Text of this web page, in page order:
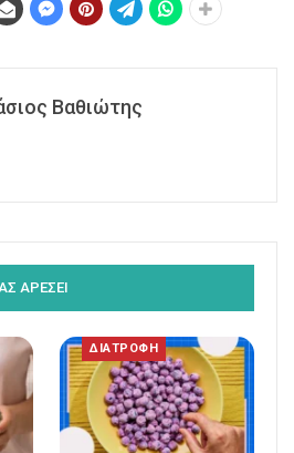
Βαθιώτης
ΑΡΕΣΕΙ
ΔΙΑΤΡΟΦΗ